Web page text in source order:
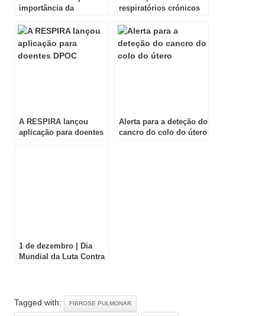
importância da
respiratórios crónicos
A RESPIRA lançou
aplicação para doentes
Alerta para a deteção do
cancro do colo do útero
1 de dezembro | Dia
Mundial da Luta Contra
Tagged with: FIBROSE PULMONAR